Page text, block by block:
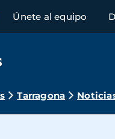
Únete al equipo
Tarragona